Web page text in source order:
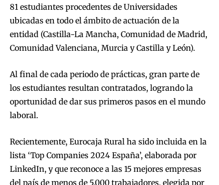
81 estudiantes procedentes de Universidades
ubicadas en todo el ámbito de actuación de la
entidad (Castilla-La Mancha, Comunidad de Madrid,
Comunidad Valenciana, Murcia y Castilla y León).
Al final de cada periodo de prácticas, gran parte de
los estudiantes resultan contratados, logrando la
oportunidad de dar sus primeros pasos en el mundo
laboral.
Recientemente, Eurocaja Rural ha sido incluida en la
lista ‘Top Companies 2024 España’, elaborada por
LinkedIn, y que reconoce a las 15 mejores empresas
del país de menos de 5.000 trabajadores, elegida por